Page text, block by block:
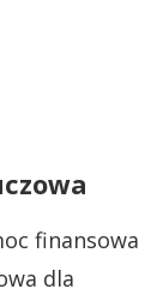
finansowa
dla